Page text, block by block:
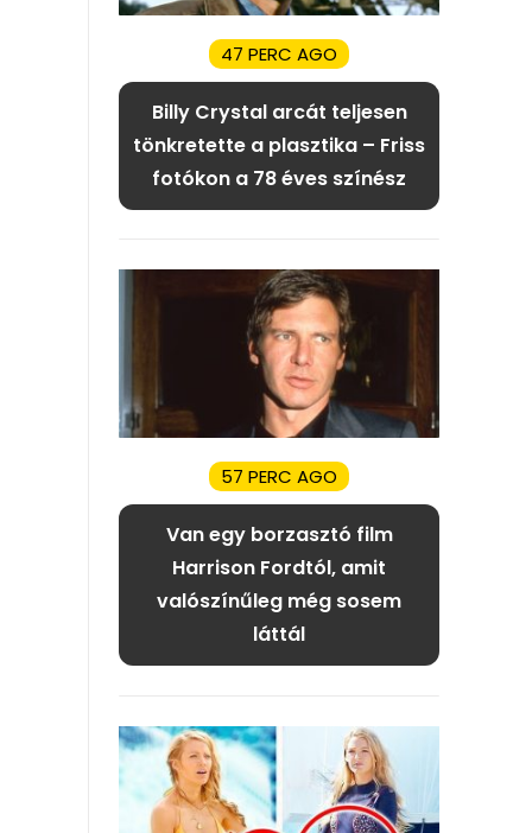
47 PERC AGO
Billy Crystal arcát teljesen
tönkretette a plasztika – Friss
fotókon a 78 éves színész
57 PERC AGO
Van egy borzasztó film
Harrison Fordtól, amit
valószínűleg még sosem
láttál